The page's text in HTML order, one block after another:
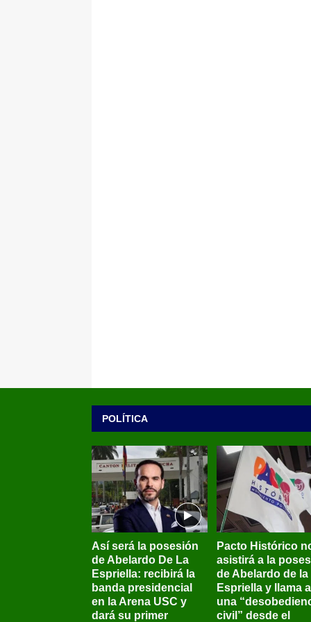
POLÍTICA
Así será la posesión
de Abelardo De La
Espriella: recibirá la
banda presidencial
en la Arena USC y
dará su primer
Pacto Histórico
asistirá a la
de Abelardo de la
Espriella y llama a
una
civil” desde el